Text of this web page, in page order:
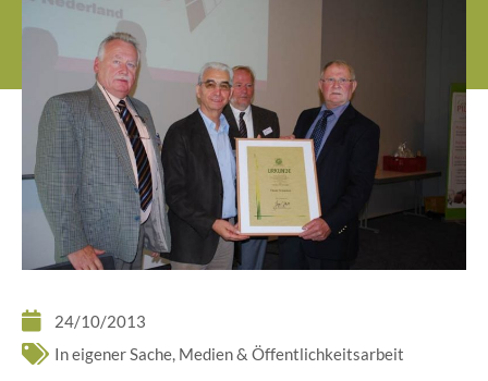
24/10/2013
In eigener Sache, Medien & Öffentlichkeitsarbeit